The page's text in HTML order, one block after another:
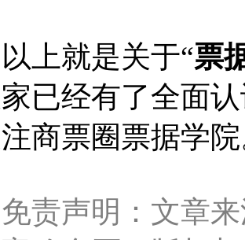
以上就是关于“票
已经有了全面
商票圈票据学
声明：文章来